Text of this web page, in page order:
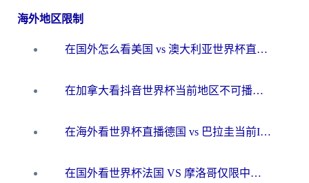
海外地区限制
在国外怎么看美国 vs 澳大利亚世界杯直播？海外党必藏的中文解说观赛指南
在加拿大看抖音世界杯当前地区不可播放？海外党体育观赛终极指南
在海外看世界杯直播德国 vs 巴拉圭当前IP受限制？这篇指南帮你轻松解决地区限制
在国外看世界杯法国 VS 摩洛哥仅限中国大陆？别让地域限制拦下你的欢呼